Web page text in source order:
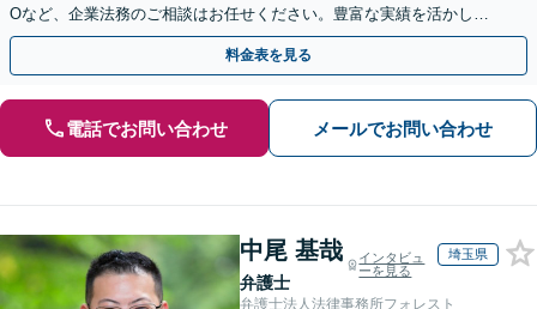
Oなど、企業法務のご相談はお任せください。豊富な実績を活かし的
確に対応を進めてまいります。
料金表を見る
電話でお問い合わせ メールでお問い合わせ
中尾 基哉
弁護士
インタビュ
ーを見る
埼玉県
弁護士法人法律事務所フォレスト